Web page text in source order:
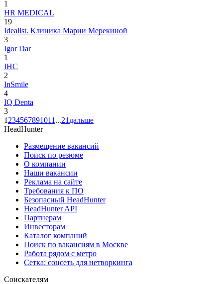
1
HR MEDICAL
19
Idealist. Клиника Марии Мерекиной
3
Igor Dar
1
IHC
2
InSmile
4
IQ Denta
3
1 234567891011 ...21 дальше
HeadHunter
Размещение вакансий
Поиск по резюме
О компании
Наши вакансии
Реклама на сайте
Требования к ПО
Безопасный HeadHunter
HeadHunter API
Партнерам
Инвесторам
Каталог компаний
Поиск по вакансиям в Москве
Работа рядом с метро
Сетка: соцсеть для нетворкинга
Соискателям